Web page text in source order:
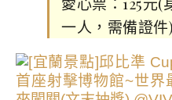
一人，需備證件)